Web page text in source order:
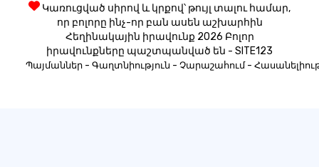
Կառուցված սիրով և կրքով՝ թույլ տալու համար,
որ բոլորը ինչ-որ բան ասեն աշխարհին
Հեղինակային իրավունք 2026 Բոլոր
իրավունքները պաշտպանված են - SITE123
Պայմաններ - Գաղտնիություն - Չարաշահում-